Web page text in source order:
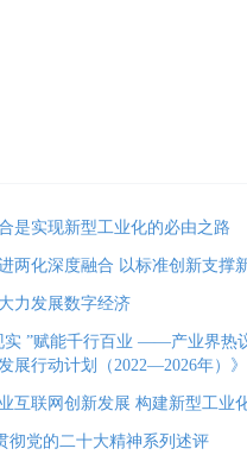
是实现新型工业化的必由之路
两化深度融合 以标准创新支撑
力发展数字经济
实 ”赋能千行百业 ——产业界热
展行动计划（2022—2026年）》
互联网创新发展 构建新型工业
党的二十大精神系列述评